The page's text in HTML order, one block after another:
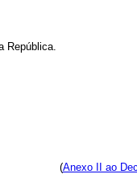
República.
(Anexo II ao